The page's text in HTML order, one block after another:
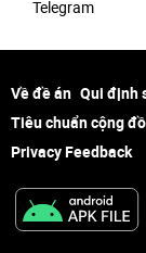
Telegram
Về đề án Qui định
Tiêu chuẩn cộng
Privacy Feedback